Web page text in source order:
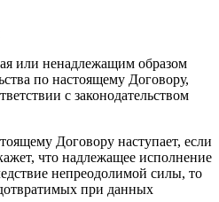
или ненадлежащим образом
по настоящему Договору,
с законодательством
Договору наступает, если
что надлежащее исполнение
непреодолимой силы, то
при данных